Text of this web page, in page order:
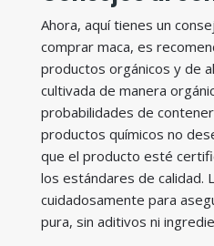
Ahora, aquí tienes un
comprar maca, es
productos orgánicos y de
cultivada de manera
probabilidades de
productos químicos no
que el producto esté
los estándares de calidad.
cuidadosamente para
pura, sin aditivos ni